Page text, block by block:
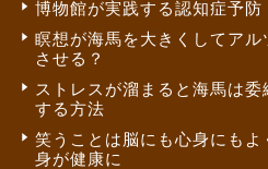
博物館が実践する認知症予防
瞑想が海馬を大きくしてア
させる？
ストレスが溜まると海馬は
する方法
笑うことは脳にも心身にも
身が健康に